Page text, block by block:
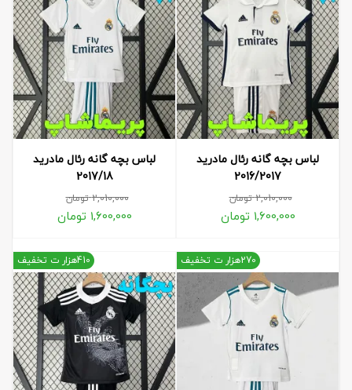
لباس بچه گانه رئال مادرید
2016/2017
2,010,000تومان
1,600,000 تومان
لباس بچه گانه رئال مادرید
2017/18
2,010,000تومان
1,600,000 تومان
270هزار ت تخفیف 410هزار ت تخفیف